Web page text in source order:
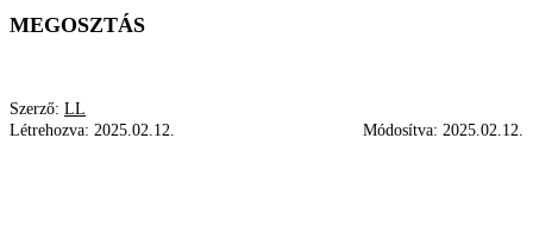
MEGOSZTÁS
Szerző: LL
Létrehozva: 2025.02.12. Módosítva: 2025.02.12.